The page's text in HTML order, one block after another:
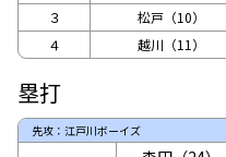
３
松戸（10）
４
越川（11）
塁打
先攻：江戸川ボーイズ